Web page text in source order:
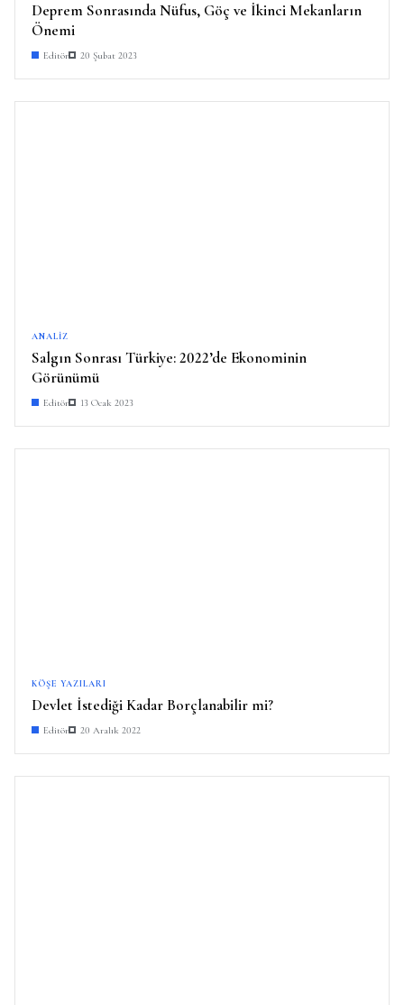
Deprem Sonrasında Nüfus, Göç ve İkinci Mekanların
Önemi
Editör 20 Şubat 2023
ANALIZ
Salgın Sonrası Türkiye: 2022’de Ekonominin
Görünümü
Editör 13 Ocak 2023
KÖŞE YAZILARI
Devlet İstediği Kadar Borçlanabilir mi?
Editör 20 Aralık 2022